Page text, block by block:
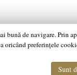
bună de navigare. Prin
oricând preferințele
Sunt